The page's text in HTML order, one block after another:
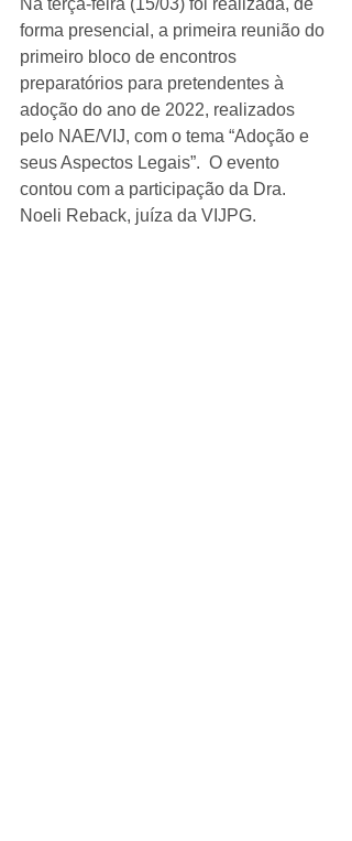
Na terça-feira (15/03) foi realizada, de
forma presencial, a primeira reunião do
primeiro bloco de encontros
preparatórios para pretendentes à
adoção do ano de 2022, realizados
pelo NAE/VIJ, com o tema “Adoção e
seus Aspectos Legais”.  O evento
contou com a participação da Dra.
Noeli Reback, juíza da VIJPG.